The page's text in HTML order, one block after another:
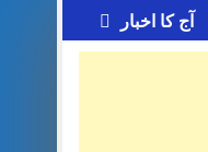
آج کا اخبار